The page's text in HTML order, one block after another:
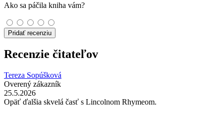
Ako sa páčila kniha vám?
Pridať recenziu
Recenzie čitateľov
Tereza Sopúšková
Overený zákazník
25.5.2026
Opäť ďalšia skvelá časť s Lincolnom Rhymeom.